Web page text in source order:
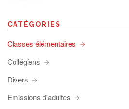
CATÉGORIES
Classes élémentaires
Collégiens
Divers
Emissions d'adultes